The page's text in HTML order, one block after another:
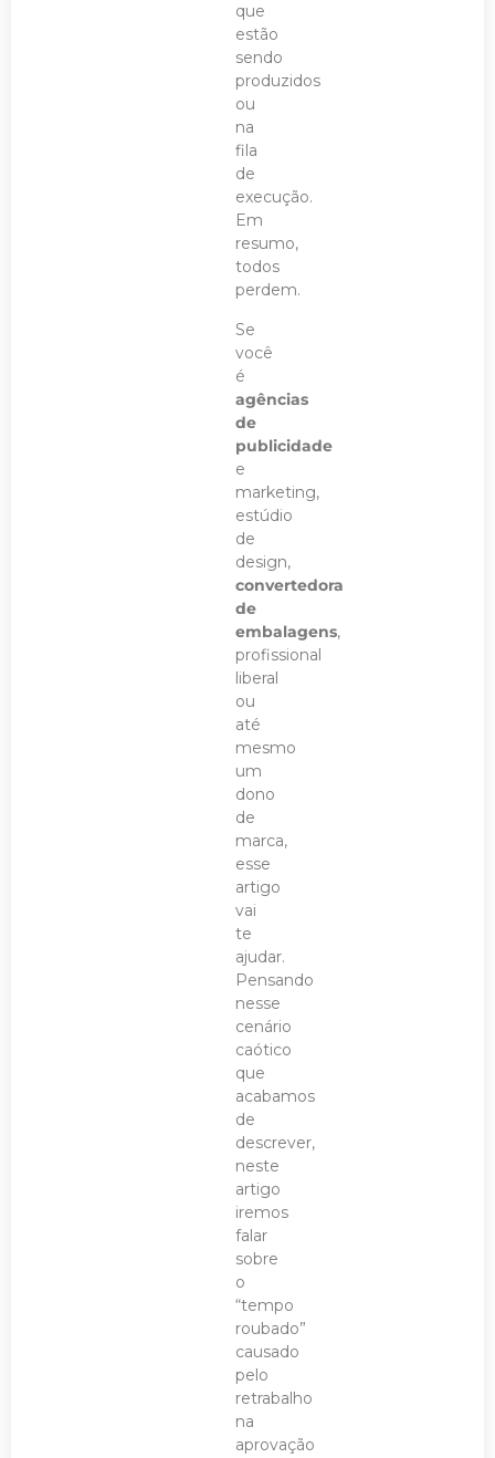
que
estão
sendo
produzidos
ou
na
fila
de
execução.
Em
resumo,
todos
perdem.
Se
você
é
agências
de
publicidade
e
marketing,
estúdio
de
design,
convertedora
de
embalagens,
profissional
liberal
ou
até
mesmo
um
dono
de
marca,
esse
artigo
vai
te
ajudar.
Pensando
nesse
cenário
caótico
que
acabamos
de
descrever,
neste
artigo
iremos
falar
sobre
o
“tempo
roubado”
causado
pelo
retrabalho
na
aprovação